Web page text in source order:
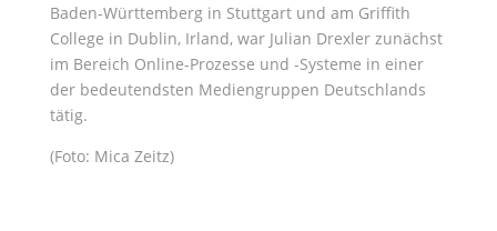
Baden-Württemberg in Stuttgart und am Griffith
College in Dublin, Irland, war Julian Drexler zunächst
im Bereich Online-Prozesse und -Systeme in einer
der bedeutendsten Mediengruppen Deutschlands
tätig.
(Foto: Mica Zeitz)